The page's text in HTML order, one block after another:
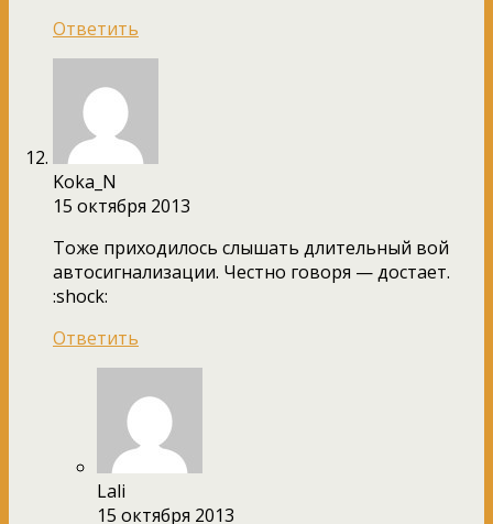
Ответить
Koka_N
15 октября 2013
Тоже приходилось слышать длительный вой
автосигнализации. Честно говоря — достает.
:shock:
Ответить
Lali
15 октября 2013